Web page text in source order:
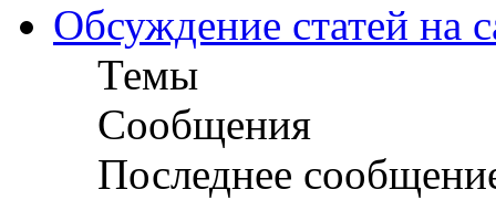
Обсуждение статей на
Темы
Сообщения
Последнее